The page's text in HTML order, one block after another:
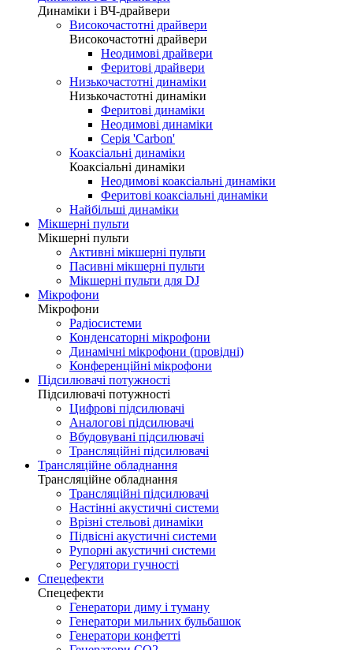
Динаміки і ВЧ-драйвери
Високочастотні драйвери
Високочастотні драйвери
Неодимові драйвери
Феритові драйвери
Низькочастотні динаміки
Низькочастотні динаміки
Феритові динаміки
Неодимові динаміки
Серія 'Carbon'
Коаксіальні динаміки
Коаксіальні динаміки
Неодимові коаксіальні динаміки
Феритові коаксіальні динаміки
Найбільші динаміки
Мікшерні пульти
Мікшерні пульти
Активні мікшерні пульти
Пасивні мікшерні пульти
Мікшерні пульти для DJ
Мікрофони
Мікрофони
Радіосистеми
Конденсаторні мікрофони
Динамічні мікрофони (провідні)
Конференційні мікрофони
Підсилювачі потужності
Підсилювачі потужності
Цифрові підсилювачі
Аналогові підсилювачі
Вбудовувані підсилювачі
Трансляційні підсилювачі
Трансляційне обладнання
Трансляційне обладнання
Трансляційні підсилювачі
Настінні акустичні системи
Врізні стельові динаміки
Підвісні акустичні системи
Рупорні акустичні системи
Регулятори гучності
Спецефекти
Спецефекти
Генератори диму і туману
Генератори мильних бульбашок
Генератори конфетті